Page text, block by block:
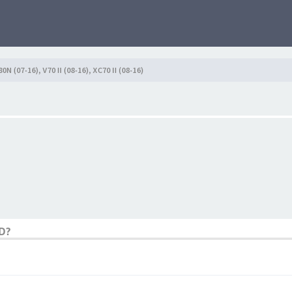
(07-16), V70 II (08-16), XC70 II (08-16)